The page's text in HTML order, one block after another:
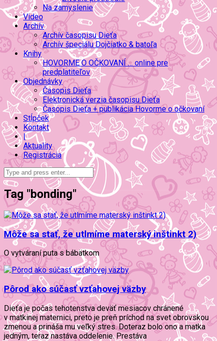
Na zamyslenie
Video
Archív
Archív časopisu Dieťa
Archív špeciálu Dojčiatko & batoľa
Knihy
HOVORME O OČKOVANÍ … online pre
predplatiteľov
Objednávky
Časopis Dieťa
Elektronická verzia časopisu Dieťa
Časopis Dieťa + publikácia Hovorme o očkovaní
Stĺpček
Kontakt
|
Aktuality
Registrácia
Tag "bonding"
Môže sa stať, že utlmíme materský inštinkt 2)
O vytváraní puta s bábätkom
Pôrod ako súčasť vzťahovej väzby
Dieťa je počas tehotenstva deväť mesiacov chránené
v matkinej maternici, preto je preň príchod na svet obrovskou
zmenou a prináša mu veľký stres. Doteraz bolo ono a matka
jedným, teraz nastáva oddelenie. Prestáva